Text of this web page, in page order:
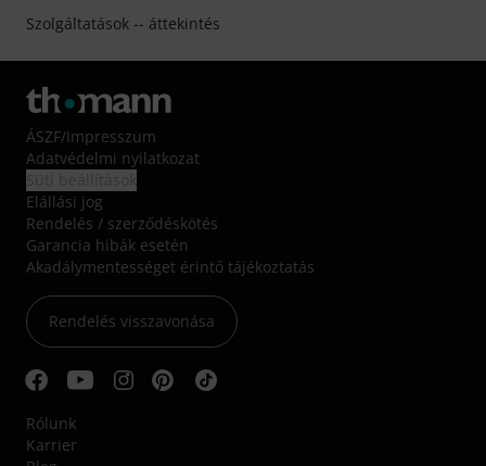
Szolgáltatások -- áttekintés
ÁSZF/Impresszum
Adatvédelmi nyilatkozat
Elállási jog
Rendelés / szerződéskötés
Garancia hibák esetén
Akadálymentességet érintő tájékoztatás
Rendelés visszavonása
Rólunk
Karrier